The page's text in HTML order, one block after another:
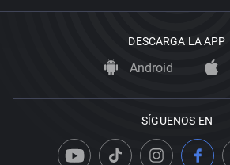
DESCARGA LA APP
Android
SÍGUENOS EN